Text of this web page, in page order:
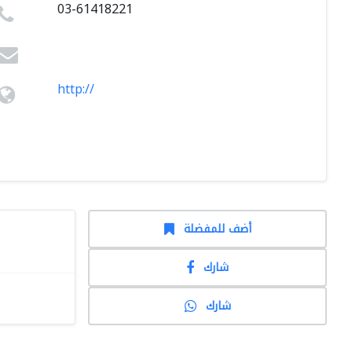
03-61418221
http://
أضف للمفضلة
شارك
شارك